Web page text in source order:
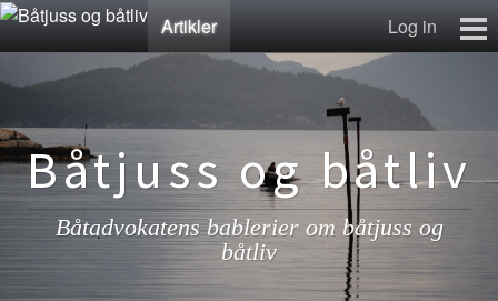
Artikler Log in
Lenkesamling
Kontakt
Båtjuss og båtliv
Båtadvokatens bablerier om båtjuss og
båtliv